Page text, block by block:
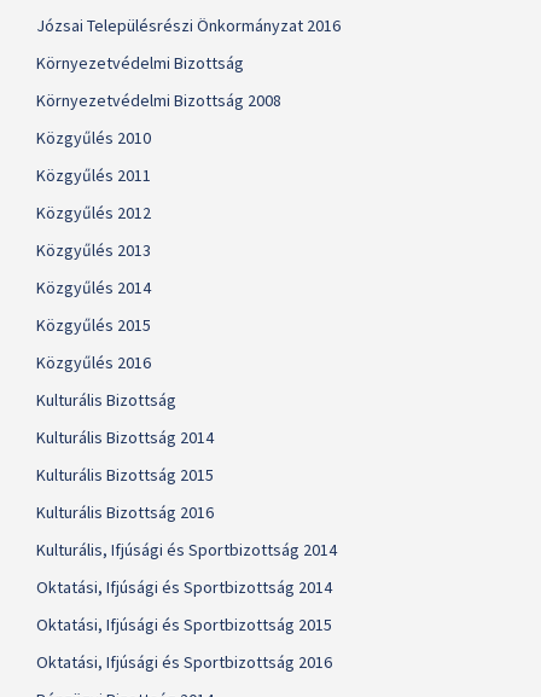
Józsai Településrészi Önkormányzat 2016
Környezetvédelmi Bizottság
Környezetvédelmi Bizottság 2008
Közgyűlés 2010
Közgyűlés 2011
Közgyűlés 2012
Közgyűlés 2013
Közgyűlés 2014
Közgyűlés 2015
Közgyűlés 2016
Kulturális Bizottság
Kulturális Bizottság 2014
Kulturális Bizottság 2015
Kulturális Bizottság 2016
Kulturális, Ifjúsági és Sportbizottság 2014
Oktatási, Ifjúsági és Sportbizottság 2014
Oktatási, Ifjúsági és Sportbizottság 2015
Oktatási, Ifjúsági és Sportbizottság 2016